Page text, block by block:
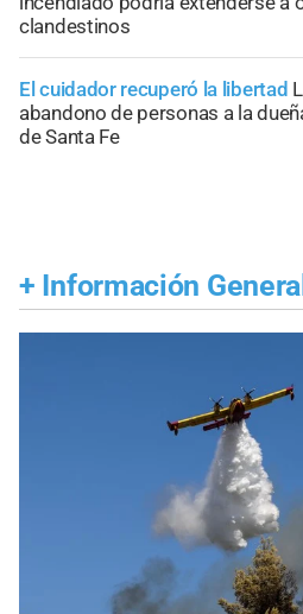
clandestinos
El cuidador recuperó la libertad
abandono de personas a la
de Santa Fe
+ Información General